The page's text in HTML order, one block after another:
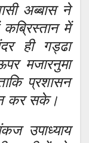
अब्बास ने
में
ही गड्ढा
मजारनुमा
प्रशासन
न कर सके।
उपाध्याय